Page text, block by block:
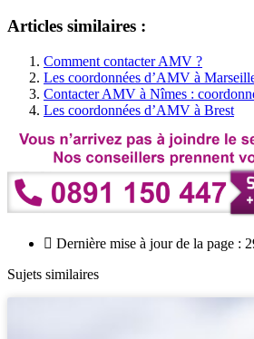
Articles similaires :
Comment contacter AMV ?
Les coordonnées d’AMV à
Contacter AMV à Nîmes :
Les coordonnées d’AMV à Brest
Dernière mise à jour de la page :
Sujets similaires